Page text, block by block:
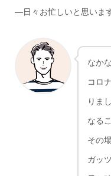
―日々お忙しいと思いま
なか
コロ
りま
なる
その
ガッ